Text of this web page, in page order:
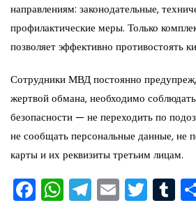
направлениям: законодательные,
профилактические меры. Только
позволяет эффективно противостоять
Сотрудники МВД постоянно
жертвой обмана, необходимо
безопасности — не переходить по
не сообщать персональные данные, не
карты и их реквизиты третьим лицам.
F W T E T T